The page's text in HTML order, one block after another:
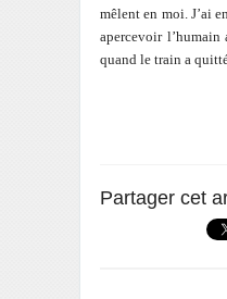
mêlent en moi. J’ai
apercevoir
quand le train a
Partager cet